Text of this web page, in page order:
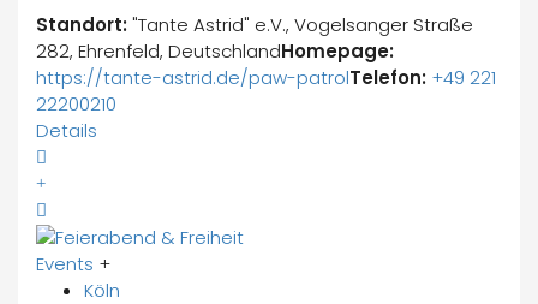
Standort:"Tante Astrid" e.V., Vogelsanger Straße
282, Ehrenfeld, DeutschlandHomepage:
https://tante-astrid.de/paw-patrolTelefon: +49 221
22200210
Details
Events +
Köln